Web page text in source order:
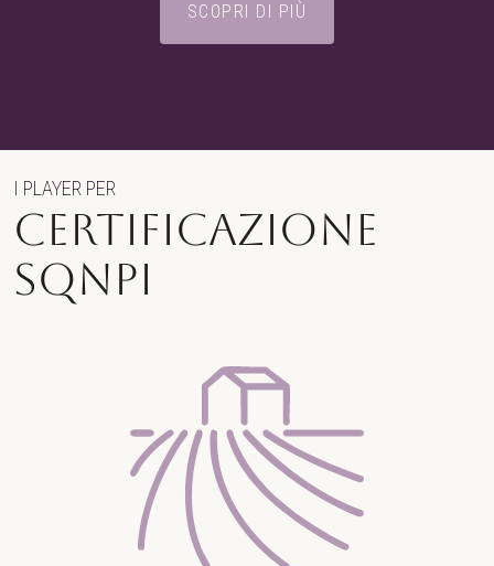
SCOPRI DI PIÙ
I PLAYER PER
certificazione
sqnpi